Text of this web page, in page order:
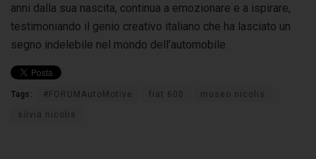
anni dalla sua nascita, continua a emozionare e a ispirare,
testimoniando il genio creativo italiano che ha lasciato un
segno indelebile nel mondo dell’automobile.
Tags: #FORUMAutoMotive fiat 600 museo nicolis
silvia nicolis